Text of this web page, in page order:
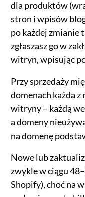
dla produktów
stron i wpisów
po każdej zmianie
zgłaszasz go w
witryn, wpisując
Przy sprzedaży
domenach każda z
witryny – każdą
a domeny
na domenę
Nowe lub
zwykle w ciągu
Shopify), choć na